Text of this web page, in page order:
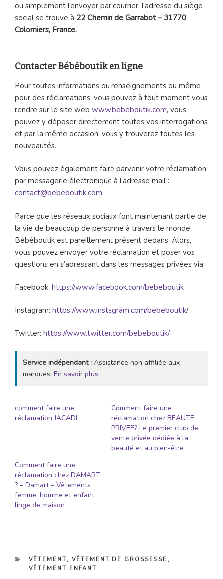
ou simplement l’envoyer par courrier, l’adresse du siège
social se trouve à 22 Chemin de Garrabot – 31770
Colomiers, France.
Contacter Bébéboutik en ligne
Pour toutes informations ou renseignements ou même
pour des réclamations, vous pouvez à tout moment vous
rendre sur le site web www.bebeboutik.com, vous
pouvez y déposer directement toutes vos interrogations
et par la même occasion, vous y trouverez toutes les
nouveautés.
Vous pouvez également faire parvenir votre réclamation
par messagerie électronique à l’adresse mail :
contact@bebeboutik.com.
Parce que les réseaux sociaux font maintenant partie de
la vie de beaucoup de personne à travers le monde,
Bébéboutik est pareillement présent dedans. Alors,
vous pouvez envoyer votre réclamation et poser vos
questions en s’adressant dans les messages privées via :
Facebook: https://www.facebook.com/bebeboutik
Instagram: https://www.instagram.com/bebeboutik/
Twitter: https://www.twitter.com/bebeboutik/
Service indépendant : Assistance non affiliée aux
marques. En savoir plus
comment faire une
réclamation JACADI
Comment faire une
réclamation chez BEAUTE
PRIVEE? Le premier club de
vente privée dédiée à la
beauté et au bien-être
Comment faire une
réclamation chez DAMART
? – Damart – Vêtements
femme, homme et enfant,
linge de maison
CATÉGORIES
VÊTEMENT, VÊTEMENT DE GROSSESSE ,
VÊTEMENT ENFANT